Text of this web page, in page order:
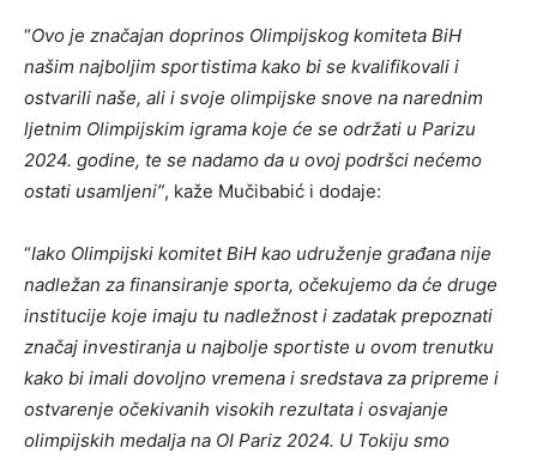
“Ovo je značajan doprinos Olimpijskog komiteta BiH
našim najboljim sportistima kako bi se kvalifikovali i
ostvarili naše, ali i svoje olimpijske snove na narednim
ljetnim Olimpijskim igrama koje će se održati u Parizu
2024. godine, te se nadamo da u ovoj podršci nećemo
ostati usamljeni”, kaže Mučibabić i dodaje:
“Iako Olimpijski komitet BiH kao udruženje građana nije
nadležan za finansiranje sporta, očekujemo da će druge
institucije koje imaju tu nadležnost i zadatak prepoznati
značaj investiranja u najbolje sportiste u ovom trenutku
kako bi imali dovoljno vremena i sredstava za pripreme i
ostvarenje očekivanih visokih rezultata i osvajanje
olimpijskih medalja na OI Pariz 2024. U Tokiju smo